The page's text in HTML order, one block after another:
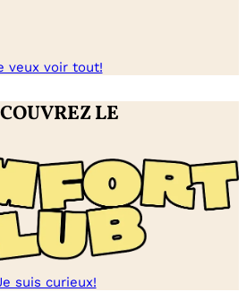
veux voir tout!
LE
suis curieux!